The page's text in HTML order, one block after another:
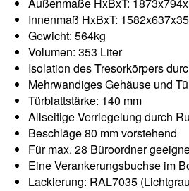
Außenmaße HxBxT:
Innenmaß HxBxT:
Gewicht: 564kg
Volumen: 353 Liter
Isolation des Tresorkörpers
Mehrwandiges Gehäuse und
Türblattstärke: 140 mm
Allseitige Verriegelung durch
Beschläge 80 mm vorstehend
Für max. 28 Büroordner
Eine Verankerungsbuchse im
Lackierung: RAL7035